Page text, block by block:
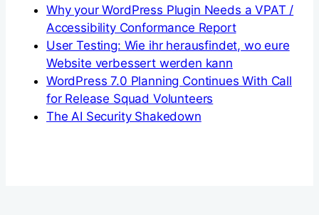
Why your WordPress Plugin Needs a VPAT /
Accessibility Conformance Report
User Testing: Wie ihr herausfindet, wo eure
Website verbessert werden kann
WordPress 7.0 Planning Continues With Call
for Release Squad Volunteers
The AI Security Shakedown